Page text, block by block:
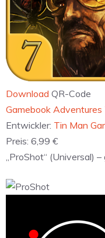
Download QR-Code
‎Gamebook Adventures
Entwickler: Tin Man
Preis: 6,99 €
„ProShot“ (Universal)